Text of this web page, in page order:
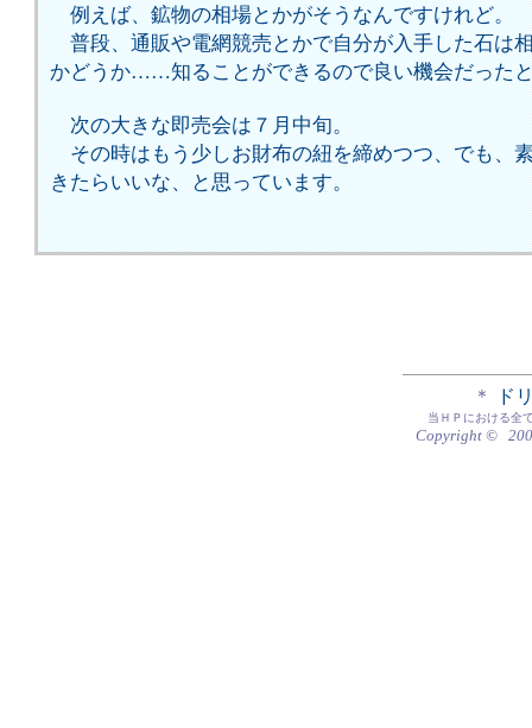
例えば、鉱物の相場とかがそうなんですけれど。
普段、通販や電網競売とかで自分が入手した石は
かどうか……知ることができるので良い機会だった
次の大きな即売会は７月中旬。
その時はもう少しお財布の紐を締めつつ、でも、
きたらいいな、と思っています。
＊ ド
当ＨＰにおける全
Copyright ©